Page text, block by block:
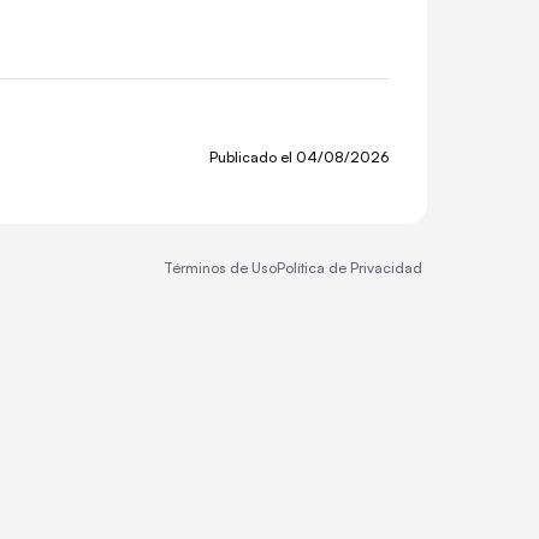
Publicado el 04/08/2026
Términos de UsoPolítica de Privacidad